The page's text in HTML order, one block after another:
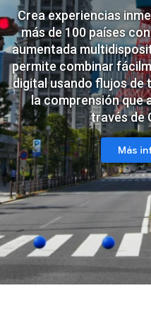
Crea experiencias
más de 100 países
aumentada
permite combinar
digital usando flujos de
la comprensión que
través de
Más